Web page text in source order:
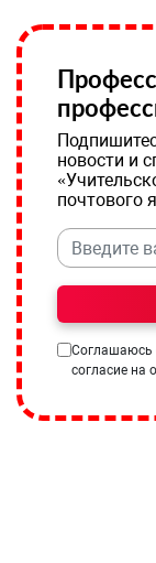
новости и
почтового
Соглашаюсь
согласие на